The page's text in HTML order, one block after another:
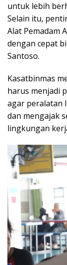
untuk lebih
Selain itu,
Alat Pemadam
dengan cepat
Santoso.
Kasatbinmas
harus menjadi
agar peralatan
dan mengajak
lingkungan